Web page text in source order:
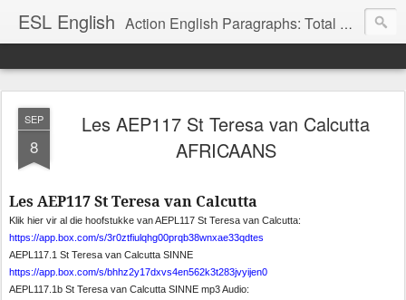
ESL English Action English Paragraphs: Total Physical Response (TPR) Paragraphs for the High School and Adult Language Student
SEP
8
Les AEP117 St Teresa van Calcutta
AFRICAANS
Les AEP117 St Teresa van Calcutta
Klik hier vir al die hoofstukke van AEPL117 St Teresa van Calcutta:
https://app.box.com/s/3r0ztfiulqhg00prqb38wnxae33qdtes
AEPL117.1 St Teresa van Calcutta SINNE
https://app.box.com/s/bhhz2y17dxvs4en562k3t283jvyijen0
AEPL117.1b St Teresa van Calcutta SINNE mp3 Audio: